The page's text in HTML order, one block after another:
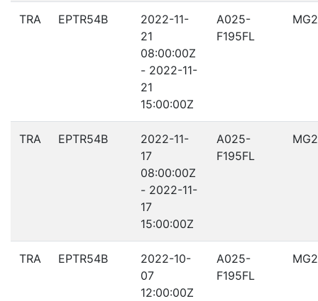
TRA EPTR54B
2022-11-
21
08:00:00Z
- 2022-11-
21
15:00:00Z
A025-
F195FL
TRA EPTR54B
2022-11-
17
08:00:00Z
- 2022-11-
17
15:00:00Z
A025-
F195FL
TRA EPTR54B
2022-10-
07
12:00:00Z
A025-
F195FL